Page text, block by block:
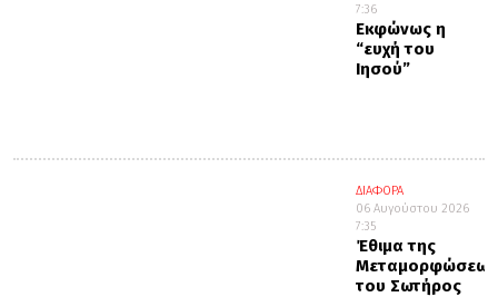
7:36
Εκφώνως η
“ευχή του
Ιησού”
ΔΙΑΦΟΡΑ
06 Αυγούστου 2026
7:35
Έθιμα της
Μεταμορφώσεως
του Σωτήρος